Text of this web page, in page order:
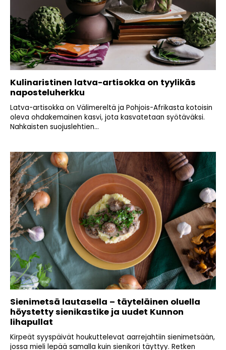
Kulinaristinen latva-artisokka on tyylikäs
naposteluherkku
Latva-artisokka on Välimereltä ja Pohjois-Afrikasta kotoisin
oleva ohdakemainen kasvi, jota kasvatetaan syötäväksi.
Nahkaisten suojuslehtien...
Sienimetsä lautasella – täyteläinen oluella
höystetty sienikastike ja uudet Kunnon
lihapullat
Kirpeät syyspäivät houkuttelevat aarrejahtiin sienimetsään,
jossa mieli lepää samalla kuin sienikori täyttyy. Retken